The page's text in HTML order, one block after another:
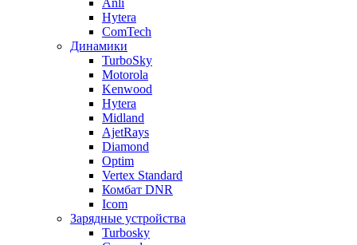
Anli
Hytera
ComTech
Динамики
TurboSky
Motorola
Kenwood
Hytera
Midland
AjetRays
Diamond
Optim
Vertex Standard
Комбат DNR
Icom
Зарядные устройства
Turbosky